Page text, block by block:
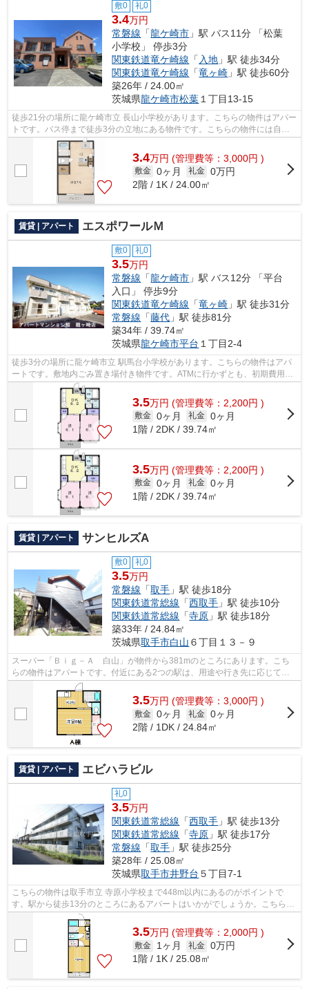
敷0 礼0
3.4万円
常磐線 「龍ケ崎市 」駅 バス11分 「松葉
小学校」 停歩3分
関東鉄道竜ケ崎線 「 入地 」駅 徒歩34分
関東鉄道竜ケ崎線 「竜ヶ崎 」駅 徒歩60分
築26年 / 24.00㎡
茨城県龍ケ崎市松葉１丁目13-15
徒歩21分の場所に龍ケ崎市立 長山小学校があります。こちらの物件はアパー
トです。バス停まで徒歩3分の立地にある物件です。こちらの物件には自走
式駐車場があります。メールアドレスr...
3.4万円 (管理費等：3,000円 )
敷金 0ヶ月 礼金 0万円
2階 / 1K / 24.00㎡
賃貸 | アパート エスポワールＭ
敷0 礼0
3.5万円
常磐線 「龍ケ崎市 」駅 バス12分 「平台
入口」 停歩9分
関東鉄道竜ケ崎線 「竜ヶ崎 」駅 徒歩31分
常磐線 「藤代 」駅 徒歩81分
築34年 / 39.74㎡
茨城県龍ケ崎市平台 １丁目2-4
徒歩3分の場所に龍ケ崎市立 馴馬台小学校があります。こちらの物件はアパ
ートです。敷地内ごみ置き場付き物件です。ATMに行かずとも、初期費用や
家賃をカードで決済できます。龍ケ崎市...
3.5万円 (管理費等：2,200円 )
敷金 0ヶ月 礼金 0ヶ月
1階 / 2DK / 39.74㎡
3.5万円 (管理費等：2,200円 )
敷金 0ヶ月 礼金 0ヶ月
1階 / 2DK / 39.74㎡
賃貸 | アパート サンヒルズA
敷0 礼0
3.5万円
常磐線 「取手 」駅 徒歩18分
関東鉄道常総線 「西取手 」駅 徒歩10分
関東鉄道常総線 「寺原 」駅 徒歩18分
築33年 / 24.84㎡
茨城県取手市白山 ６丁目１３－９
スーパー「Ｂｉｇ－Ａ 白山」が物件から381mのところにあります。こち
らの物件はアパートです。付近にある2つの駅は、用途や行き先に応じて使
い分けることができます。アパートマンシ...
3.5万円 (管理費等：3,000円 )
敷金 0ヶ月 礼金 0ヶ月
2階 / 1DK / 24.84㎡
賃貸 | アパート エビハラビル
礼0
3.5万円
関東鉄道常総線 「西取手 」駅 徒歩13分
関東鉄道常総線 「寺原 」駅 徒歩17分
常磐線 「取手 」駅 徒歩25分
築28年 / 25.08㎡
茨城県取手市井野台 ５丁目7-1
こちらの物件は取手市立 寺原小学校まで448m以内にあるのがポイントで
す。駅から徒歩13分のところにあるアパートはいかがでしょうか。こちらの
物件はアパートです。取手市での物件探し...
3.5万円 (管理費等：2,000円 )
敷金 1ヶ月 礼金 0万円
1階 / 1K / 25.08㎡